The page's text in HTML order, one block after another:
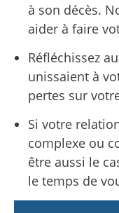
à son décès.
aider à faire
Réfléchissez
unissaient à
pertes sur
Si votre
complexe ou
être aussi le
le temps de